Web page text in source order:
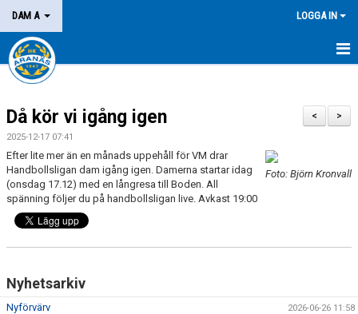
DAM A LOGGA IN
HEM
NYHETER
KALENDER
MATCHER
KONTAKT
>
<
Då kör vi igång igen
2025-12-17 07:41
Foto: Björn Kronvall
Efter lite mer än en månads uppehåll för VM drar
Handbollsligan dam igång igen. Damerna startar idag
(onsdag 17.12) med en långresa till Boden. All
spänning följer du på handbollsligan live. Avkast 19:00
Nyhetsarkiv
Nyförvärv 2026-06-26 11:58